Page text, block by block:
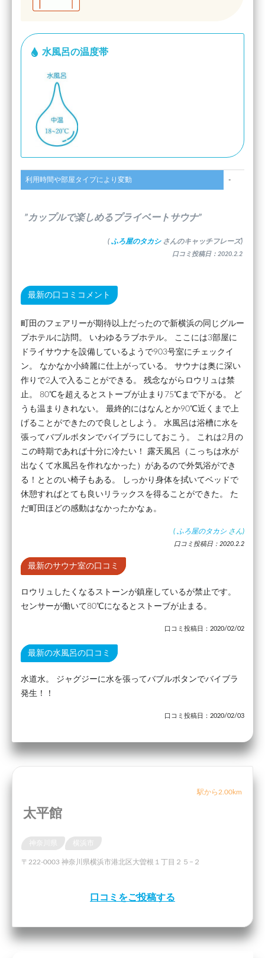
水風呂の温度帯
利用時間や部屋タイプにより変動 -
”カップルで楽しめるプライベートサウナ”
( ふろ屋のタカシ さんのキャッチフレーズ)
口コミ投稿日：2020.2.2
最新の口コミコメント
町田のフェアリーが期待以上だったので新横浜の同じグルー
プホテルに訪問。 いわゆるラブホテル。 ここには3部屋に
ドライサウナを設備しているようで903号室にチェックイ
ン。 なかなか小綺麗に仕上がっている。 サウナは奥に深い
作りで2人で入ることができる。 残念ながらロウリュは禁
止。 80℃を超えるとストーブが止まり75℃まで下がる。 ど
うも温まりきれない。 最終的にはなんとか90℃近くまで上
げることができたので良しとしよう。 水風呂は浴槽に水を
張ってバブルボタンでバイブラにしておこう。 これは2月の
この時期であれば十分に冷たい！ 露天風呂（こっちは水が
出なくて水風呂を作れなかった）があるので外気浴ができ
る！ととのい椅子もある。 しっかり身体を拭いてベッドで
休憩すればとても良いリラックスを得ることができた。 た
だ町田ほどの感動はなかったかなぁ。
( ふろ屋のタカシ さん)
口コミ投稿日：2020.2.2
最新のサウナ室の口コミ
ロウリュしたくなるストーンが鎮座しているが禁止です。
センサーが働いて80℃になるとストーブが止まる。
口コミ投稿日：2020/02/02
最新の水風呂の口コミ
水道水。 ジャグジーに水を張ってバブルボタンでバイブラ
発生！！
口コミ投稿日：2020/02/03
駅から2.00km
太平館
〒222-0003 神奈川県横浜市港北区大曽根１丁目２５−２
口コミをご投稿する